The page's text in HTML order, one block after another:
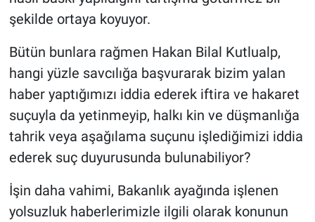
şekilde ortaya koyuyor.
Bütün bunlara rağmen Hakan Bilal Kutlualp,
hangi yüzle savcılığa başvurarak bizim yalan
haber yaptığımızı iddia ederek iftira ve hakaret
suçuyla da yetinmeyip, halkı kin ve düşmanlığa
tahrik veya aşağılama suçunu işlediğimizi iddia
ederek suç duyurusunda bulunabiliyor?
İşin daha vahimi, Bakanlık ayağında işlenen
yolsuzluk haberlerimizle ilgili olarak konunun